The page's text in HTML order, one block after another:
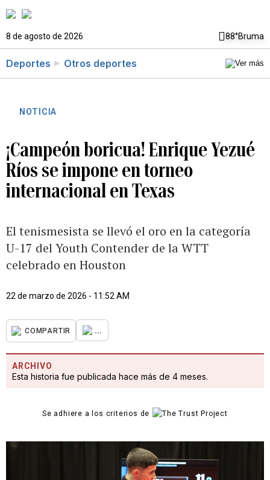
8 de agosto de 2026 88°Bruma
Deportes Otros deportes
NOTICIA
¡Campeón boricua! Enrique Yezué
Ríos se impone en torneo
internacional en Texas
El tenismesista se llevó el oro en la categoría
U-17 del Youth Contender de la WTT
celebrado en Houston
22 de marzo de 2026 - 11:52 AM
COMPARTIR ...
ARCHIVO
Esta historia fue publicada hace más de 4 meses.
Se adhiere a los criterios de